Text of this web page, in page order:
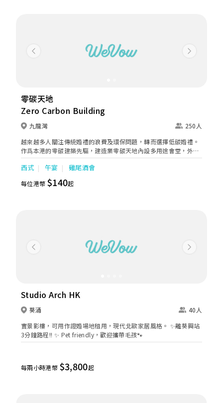
Previous Next
零碳天地
Zero Carbon Building
九龍灣
250人
越來越多人關注傳統婚禮的浪費及環保問題，轉而選擇低碳婚禮。
作爲本港的零碳建築先驅，建造業零碳天地內設多用途會堂，外有
優美宜人的園境區，包括香港首個都市原生林，是舉辦低碳婚禮的
理想場所。
西式 午宴 雞尾酒會
每位港幣 $140起
Previous Next
Studio Arch HK
葵涌
40人
實景影樓，可用作證婚場地租用，現代北歐家居風格。 ✨離葵興站
3分鐘路程!! ✨ Pet friendly，歡迎攜帶毛孩🐾
每兩小時港幣 $3,800起